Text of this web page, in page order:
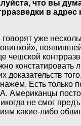
что вы
в адрес
уже
чешской
констатировать
доказательств
Есть только
Американцы
не смог
какие-либо